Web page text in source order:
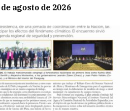
agosto de 2026